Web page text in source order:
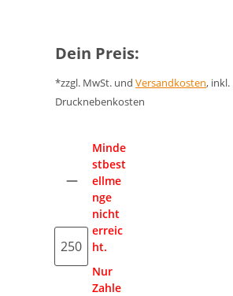
Dein Preis:
*zzgl. MwSt. und Versandkosten, inkl.
Drucknebenkosten
Minde
stbest
ellme
nge
nicht
erreic
ht.
Nur
Zahle